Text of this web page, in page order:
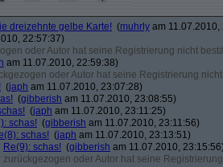
dreizehnte gelbe Karte! (muhrly am 11.07.2010,
22:57:37)
oder Autor hat seine Registrierung nicht
am 11.07.2010, 22:59:38)
oder Autor hat seine Registrierung
(japh am 11.07.2010, 23:07:28)
(gibberish am 11.07.2010, 23:08:55)
(japh am 11.07.2010, 23:11:25)
schas! (gibberish am 11.07.2010, 23:11:56)
schas! (japh am 11.07.2010, 23:13:51)
Re(9): schas! (gibberish am 11.07.2010,
zurückgezogen oder Autor hat seine